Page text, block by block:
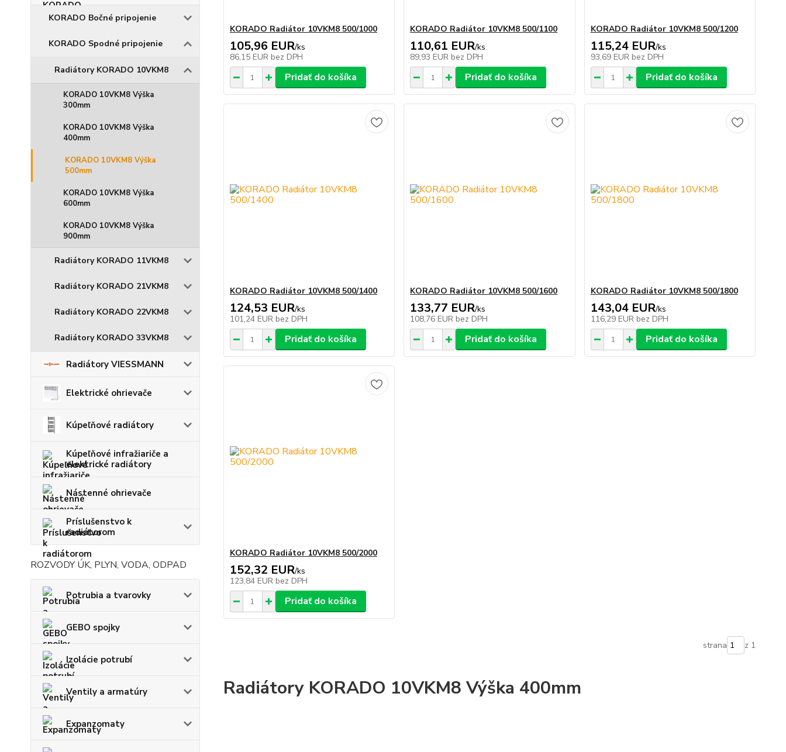
KORADO Bočné pripojenie
KORADO Spodné pripojenie
Radiátory KORADO 10VKM8
KORADO 10VKM8 Výška
300mm
KORADO 10VKM8 Výška
400mm
KORADO 10VKM8 Výška
500mm
KORADO 10VKM8 Výška
600mm
KORADO 10VKM8 Výška
900mm
Radiátory KORADO 11VKM8
Radiátory KORADO 21VKM8
Radiátory KORADO 22VKM8
Radiátory KORADO 33VKM8
Radiátory VIESSMANN
Elektrické ohrievače
Kúpeľňové radiátory
Kúpeľňové infražiariče a
elektrické radiátory
Nástenné ohrievače
Príslušenstvo k
radiátorom
ROZVODY ÚK, PLYN, VODA, ODPAD
Potrubia a tvarovky
GEBO spojky
Izolácie potrubí
Ventily a armatúry
Expanzomaty
KORADO Radiátor 10VKM8 500/1000
105,96 EUR/ks
86,15 EUR bez DPH
Pridať do košíka
KORADO Radiátor 10VKM8 500/1100
110,61 EUR/ks
89,93 EUR bez DPH
Pridať do košíka
KORADO Radiátor 10VKM8 500/1200
115,24 EUR/ks
93,69 EUR bez DPH
Pridať do košíka
KORADO Radiátor 10VKM8 500/1400
124,53 EUR/ks
101,24 EUR bez DPH
Pridať do košíka
KORADO Radiátor 10VKM8 500/1600
133,77 EUR/ks
108,76 EUR bez DPH
Pridať do košíka
KORADO Radiátor 10VKM8 500/1800
143,04 EUR/ks
116,29 EUR bez DPH
Pridať do košíka
KORADO Radiátor 10VKM8 500/2000
152,32 EUR/ks
123,84 EUR bez DPH
Pridať do košíka
strana z 1
Radiátory KORADO 10VKM8 Výška 400mm